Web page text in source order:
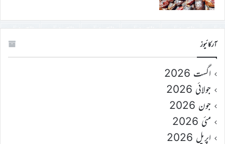
آرکائیوز
اگست 2026
جولائی 2026
جون 2026
مئی 2026
اپریل 2026